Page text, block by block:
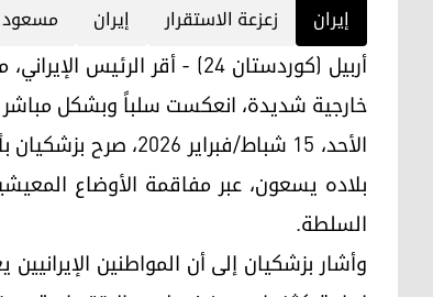
إيران زعزعة الاستقرار إيران مسعود
أربيل (كوردستان 24) - أقر
خارجية شديدة، انعكست سلباً وبشكل مباشر
الأحد، 15 شباط/
بلاده يسعون، عبر مفاقمة الأوضاع
السلطة.
وأشار بزشكيان إلى أن المواطنين